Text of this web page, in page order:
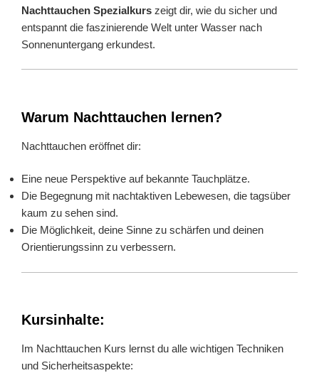
Nachttauchen Spezialkurs zeigt dir, wie du sicher und
entspannt die faszinierende Welt unter Wasser nach
Sonnenuntergang erkundest.
Warum Nachttauchen lernen?
Nachttauchen eröffnet dir:
Eine neue Perspektive auf bekannte Tauchplätze.
Die Begegnung mit nachtaktiven Lebewesen, die tagsüber
kaum zu sehen sind.
Die Möglichkeit, deine Sinne zu schärfen und deinen
Orientierungssinn zu verbessern.
Kursinhalte:
Im Nachttauchen Kurs lernst du alle wichtigen Techniken
und Sicherheitsaspekte: